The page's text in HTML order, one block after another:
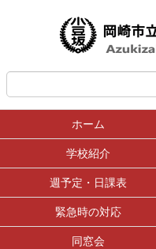
ホーム
学校紹介
週予定・日課表
緊急時の対応
同窓会